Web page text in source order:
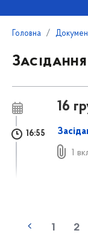
Головна
16
16:55
1
1 2